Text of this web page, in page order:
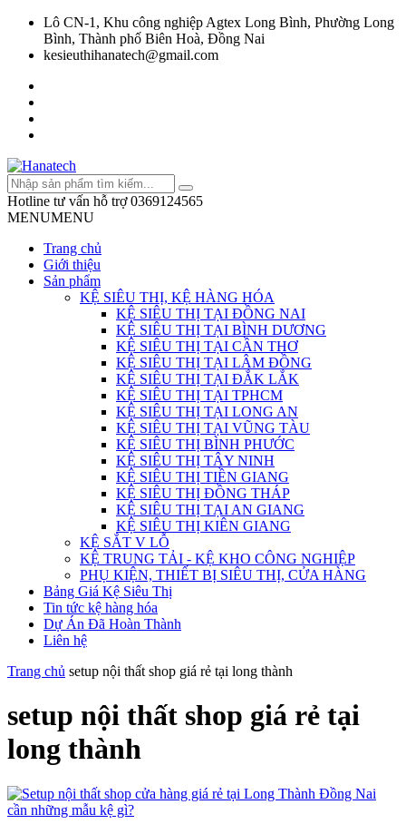
Lô CN-1, Khu công nghiệp Agtex Long Bình, Phường Long
Bình, Thành phố Biên Hoà, Đồng Nai
kesieuthihanatech@gmail.com
Hotline tư vấn hỗ trợ 0369124565
MENUMENU
Trang chủ
Giới thiệu
Sản phẩm
KỆ SIÊU THỊ, KỆ HÀNG HÓA
KỆ SIÊU THỊ TẠI ĐỒNG NAI
KỆ SIÊU THỊ TẠI BÌNH DƯƠNG
KỆ SIÊU THỊ TẠI CẦN THƠ
KỆ SIÊU THỊ TẠI LÂM ĐỒNG
KỆ SIÊU THỊ TẠI ĐẮK LẮK
KỆ SIÊU THỊ TẠI TPHCM
KỆ SIÊU THỊ TẠI LONG AN
KỆ SIÊU THỊ TẠI VŨNG TÀU
KỆ SIÊU THỊ BÌNH PHƯỚC
KỆ SIÊU THỊ TÂY NINH
KỆ SIÊU THỊ TIỀN GIANG
KỆ SIÊU THỊ ĐỒNG THÁP
KỆ SIÊU THỊ TẠI AN GIANG
KỆ SIÊU THỊ KIÊN GIANG
KỆ SẮT V LỖ
KỆ TRUNG TẢI - KỆ KHO CÔNG NGHIỆP
PHỤ KIỆN, THIẾT BỊ SIÊU THỊ, CỬA HÀNG
Bảng Giá Kệ Siêu Thị
Tin tức kệ hàng hóa
Dự Án Đã Hoàn Thành
Liên hệ
Trang chủ setup nội thất shop giá rẻ tại long thành
setup nội thất shop giá rẻ tại
long thành